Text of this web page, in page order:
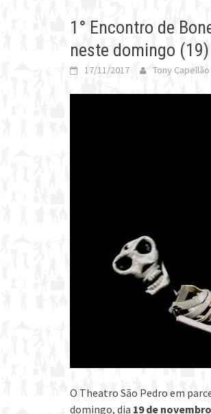
1° Encontro de
neste domingo (19)
17/11/2017 Tony Capellão
O Theatro São Pedro em
domingo, dia 19 de novembro